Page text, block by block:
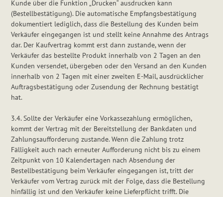
Kunde über die Funktion „Drucken“ ausdrucken kann
(Bestellbestätigung). Die automatische Empfangsbestätigung
dokumentiert lediglich, dass die Bestellung des Kunden beim
Verkäufer eingegangen ist und stellt keine Annahme des Antrags
dar. Der Kaufvertrag kommt erst dann zustande, wenn der
Verkäufer das bestellte Produkt innerhalb von 2 Tagen an den
Kunden versendet, übergeben oder den Versand an den Kunden
innerhalb von 2 Tagen mit einer zweiten E-Mail, ausdrücklicher
Auftragsbestätigung oder Zusendung der Rechnung bestätigt
hat.
3.4. Sollte der Verkäufer eine Vorkassezahlung ermöglichen,
kommt der Vertrag mit der Bereitstellung der Bankdaten und
Zahlungsaufforderung zustande. Wenn die Zahlung trotz
Fälligkeit auch nach erneuter Aufforderung nicht bis zu einem
Zeitpunkt von 10 Kalendertagen nach Absendung der
Bestellbestätigung beim Verkäufer eingegangen ist, tritt der
Verkäufer vom Vertrag zurück mit der Folge, dass die Bestellung
hinfällig ist und den Verkäufer keine Lieferpflicht trifft. Die